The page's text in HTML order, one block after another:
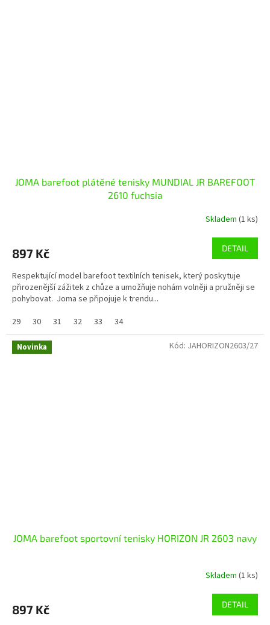
JOMA barefoot plátěné tenisky MUNDIAL JR BAREFOOT
2610 fuchsia
Skladem (1 ks)
897 Kč DETAIL
Respektující model barefoot textilních tenisek, který poskytuje
přirozenější zážitek z chůze a umožňuje nohám volněji a pružněji se
pohybovat. Joma se připojuje k trendu...
29
30 31 32 33 34
Novinka
JOMA barefoot sportovní tenisky HORIZON JR 2603 navy
Skladem (1 ks)
897 Kč DETAIL
Kód: JAHORIZON2603/27